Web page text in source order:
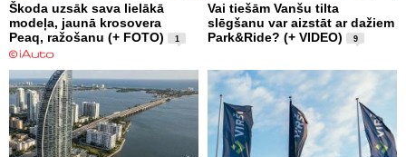
Škoda uzsāk sava lielākā
modeļa, jaunā krosovera
Peaq, ražošanu (+ FOTO)
1
Vai tiešām Vanšu tilta
slēgšanu var aizstāt ar dažiem
Park&Ride? (+ VIDEO)
9